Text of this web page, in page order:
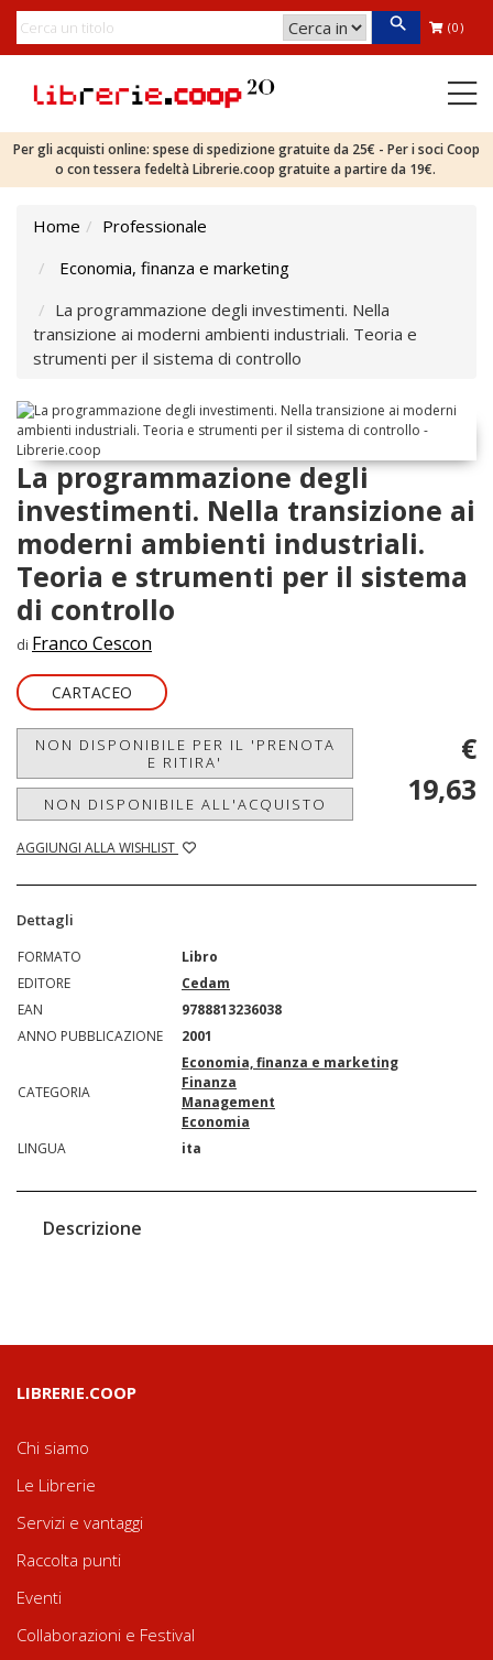
(0)
Per gli acquisti online: spese di spedizione gratuite da 25€ - Per i soci Coop
o con tessera fedeltà Librerie.coop gratuite a partire da 19€.
Home
Professionale
Economia, finanza e marketing
La programmazione degli investimenti. Nella
transizione ai moderni ambienti industriali. Teoria e
strumenti per il sistema di controllo
La programmazione degli
investimenti. Nella transizione ai
moderni ambienti industriali.
Teoria e strumenti per il sistema
di controllo
di Franco Cescon
CARTACEO
NON DISPONIBILE PER IL 'PRENOTA
E RITIRA'
NON DISPONIBILE ALL'ACQUISTO
AGGIUNGI ALLA WISHLIST
€
19,63
Dettagli
FORMATO
Libro
EDITORE
Cedam
EAN
9788813236038
ANNO PUBBLICAZIONE
2001
CATEGORIA
Economia, finanza e marketing
Finanza
Management
Economia
LINGUA
ita
Descrizione
LIBRERIE.COOP
Chi siamo
Le Librerie
Servizi e vantaggi
Raccolta punti
Eventi
Collaborazioni e Festival